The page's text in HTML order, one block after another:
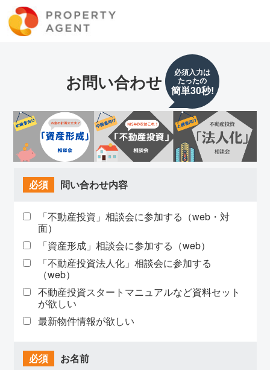
お問い合わせ 必須入力は
たったの
簡単30秒!
必須 問い合わせ内容
「不動産投資」相談会に参加する（web・対
面）
「資産形成」相談会に参加する（web）
「不動産投資法人化」相談会に参加する
（web）
不動産投資スタートマニュアルなど資料セット
が欲しい
最新物件情報が欲しい
必須 お名前